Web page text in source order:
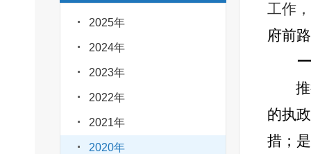
2025年
2024年
2023年
2022年
2021年
2020年
工作，
府前
的执
措；